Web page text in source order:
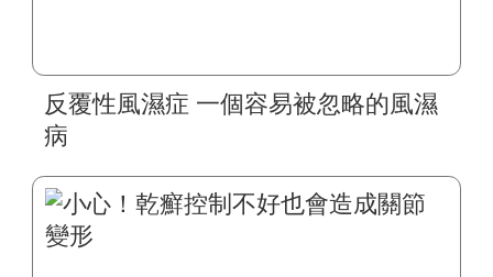
反覆性風濕症 一個容易被忽略的風濕
病